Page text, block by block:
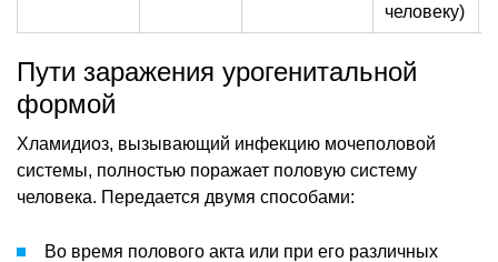
человеку)
Пути заражения урогенитальной
формой
Хламидиоз, вызывающий инфекцию мочеполовой
системы, полностью поражает половую систему
человека. Передается двумя способами:
Во время полового акта или при его различных